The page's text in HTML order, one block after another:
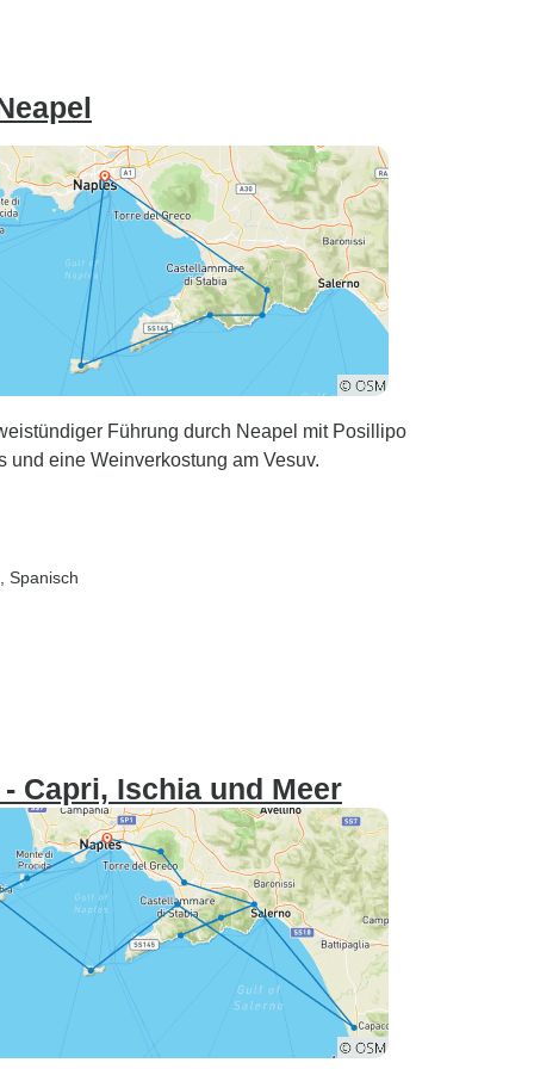
Führung durch Neapel mit Posillipo
eine Weinverkostung am Vesuv.
Spanisch
Capri, Ischia und Meer